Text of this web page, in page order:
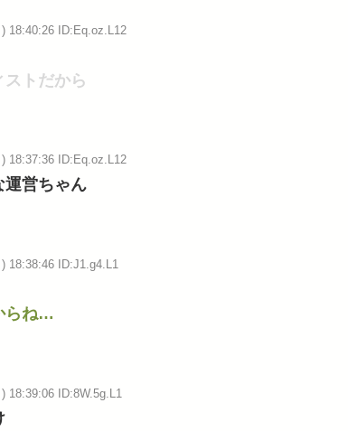
18:40:26 ID:Eq.oz.L12
トだから
18:37:36 ID:Eq.oz.L12
運営ちゃん
18:38:46 ID:J1.g4.L1
らね…
18:39:06 ID:8W.5g.L1